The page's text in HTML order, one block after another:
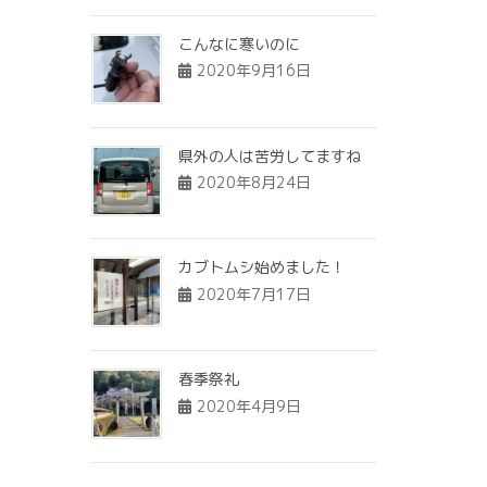
こんなに寒いのに
2020年9月16日
県外の人は苦労してますね
2020年8月24日
カブトムシ始めました！
2020年7月17日
春季祭礼
2020年4月9日